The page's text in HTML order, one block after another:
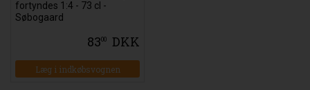
fortyndes 1:4 - 73 cl -
Søbogaard
8300 DKK
Læg i indkøbsvognen